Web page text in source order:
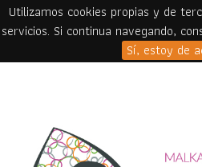
Utilizamos cookies propias y de
servicios. Si continua navegando,
Sí, estoy de